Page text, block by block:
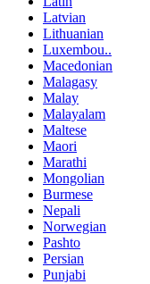
Latvian
Lithuanian
Luxembou..
Macedonian
Malagasy
Malay
Malayalam
Maltese
Maori
Marathi
Mongolian
Burmese
Nepali
Norwegian
Pashto
Persian
Punjabi